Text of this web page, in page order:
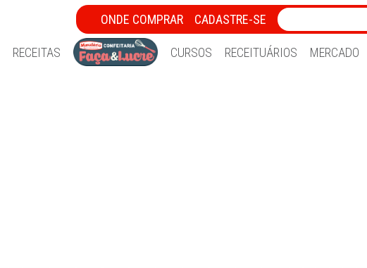
ONDE COMPRAR CADASTRE-SE
RECEITAS CURSOS RECEITUÁRIOS MERCADO